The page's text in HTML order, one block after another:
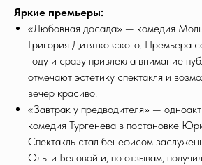
Яркие премьеры:
«Любовная досада» — комедия
Григория Дитятковского. Премьера
году и сразу привлекла внимание
отмечают эстетику спектакля и
вечер красиво.
«Завтрак у предводителя» —
комедия Тургенева в постановке
Спектакль стал бенефисом
Ольги Беловой и, по отзывам,